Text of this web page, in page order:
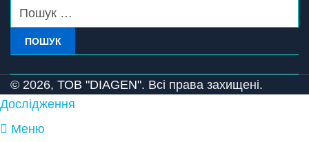
ПОШУК
© 2026, ТОВ "DIAGEN". Всі права захищені.
Дослідження
Меню